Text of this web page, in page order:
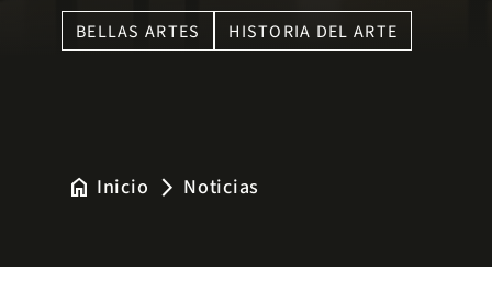
BELLAS ARTES HISTORIA DEL ARTE
home Inicio arrow_forward_ios Noticias